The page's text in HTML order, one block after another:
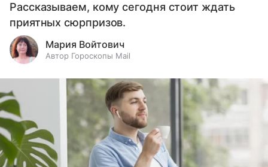
Рассказываем, кому сегодня стоит ждать
приятных сюрпризов.
Мария Войтович
Автор Гороскопы Mail